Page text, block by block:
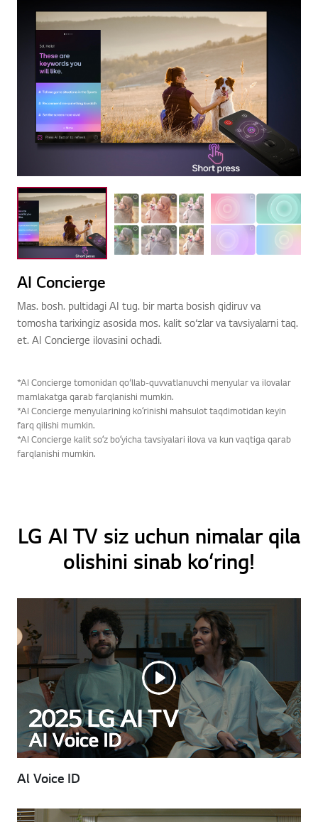
AI Concierge
Mas. bosh. pultidagi AI tug. bir marta bosish qidiruv va
tomosha tarixingiz asosida mos. kalit so‘zlar va tavsiyalarni taq.
et. AI Concierge ilovasini ochadi.
*AI Concierge tomonidan qo‘llab-quvvatlanuvchi menyular va ilovalar
mamlakatga qarab farqlanishi mumkin.
*AI Concierge menyularining koʻrinishi mahsulot taqdimotidan keyin
farq qilishi mumkin.
*AI Concierge kalit soʻz boʻyicha tavsiyalari ilova va kun vaqtiga qarab
farqlanishi mumkin.
LG AI TV siz uchun nimalar qila
olishini sinab ko‘ring!
Al Voice ID